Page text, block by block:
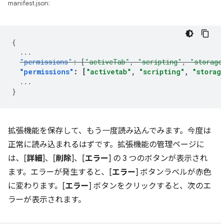
manifest.json:
{
...
"permissions": ["activeTab", "scripting",
"permissions" : [ "activetab" , "scripting" ,
...
}
拡張機能を保存して、もう一度読み込んでみます。今度は
正常に読み込まれるはずです。拡張機能の管理ページに
は、[詳細]、[削除]、[エラー] の 3 つのボタンが表示され
ます。エラーが発生すると、[エラー] ボタンラベルが赤色
に変わります。[エラー] ボタンをクリックすると、次のエ
ラーが表示されます。